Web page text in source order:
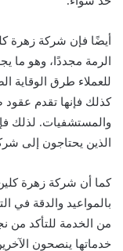
أيضًا فإن شركة زهرة
الرمة مجددًا، وهو ما
للعملاء طرق الوقاية
كذلك فإنها تقدم عقود
والمستشفيات. لذلك
الذين يحتاجون إلى
كما أن شركة زهرة كلين
بالمواعيد والدقة في
من الخدمة للتأكد من
خدماتها ينصحون